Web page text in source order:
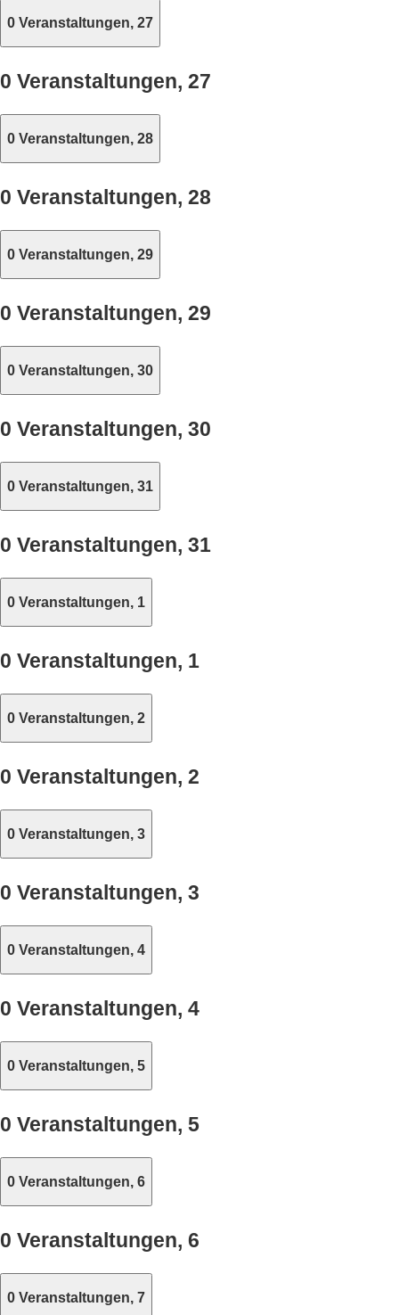
0 Veranstaltungen, 27
0 Veranstaltungen, 27
0 Veranstaltungen, 28
0 Veranstaltungen, 28
0 Veranstaltungen, 29
0 Veranstaltungen, 29
0 Veranstaltungen, 30
0 Veranstaltungen, 30
0 Veranstaltungen, 31
0 Veranstaltungen, 31
0 Veranstaltungen, 1
0 Veranstaltungen, 1
0 Veranstaltungen, 2
0 Veranstaltungen, 2
0 Veranstaltungen, 3
0 Veranstaltungen, 3
0 Veranstaltungen, 4
0 Veranstaltungen, 4
0 Veranstaltungen, 5
0 Veranstaltungen, 5
0 Veranstaltungen, 6
0 Veranstaltungen, 6
0 Veranstaltungen, 7